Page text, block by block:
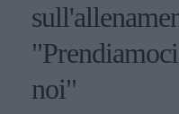
noi"